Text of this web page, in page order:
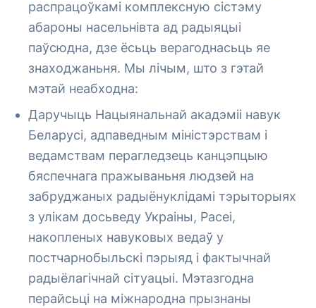
распрацоўкамі комплексную сістэму
абароны насельнівта ад радыяцыі
паўсюдна, дзе ёсьць верагоднасьць яе
знаходжаньня. Мы лічым, што з гэтай
мэтай неабходна:
Даручыць Нацыянальнай акадэміі навук
Беларусі, адпаведным міністэрствам і
ведамствам перагледзець канцэпцыю
бяспечнага пражываньня людзей на
забруджаных радыёнуклідамі тэрыторыях
з улікам досьведу Украіны, Расеі,
накопленых навуковых ведаў у
постчарнобыльскі пэрыяд і фактычнай
радыёлагічнай сітуацыі. Мэтазгодна
перайсьці на міжнародна прызнаны